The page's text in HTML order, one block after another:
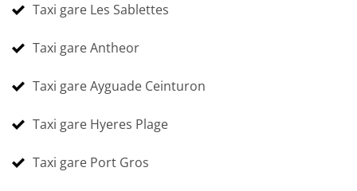
Taxi gare Les Sablettes
Taxi gare Antheor
Taxi gare Ayguade Ceinturon
Taxi gare Hyeres Plage
Taxi gare Port Gros